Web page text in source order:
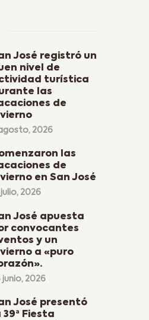
José registró un
nivel de
turística
las
de
2026
las
de
en San José
julio, 2026
José apuesta
convocantes
y un
a «puro
junio, 2026
José presentó
39ª Fiesta